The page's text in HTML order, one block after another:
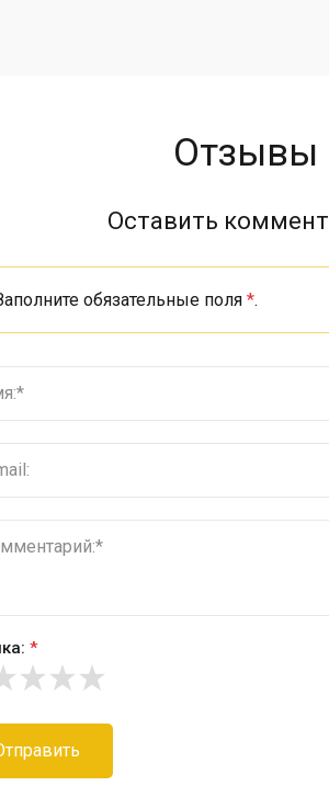
Отзывы
Оставить
обязательные поля *.
*